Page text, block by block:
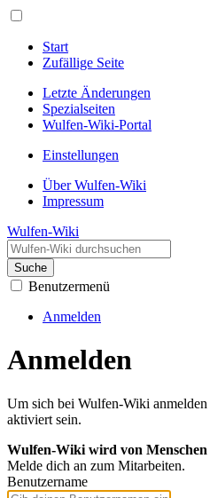
Start
Zufällige Seite
Letzte Änderungen
Spezialseiten
Wulfen-Wiki-Portal
Einstellungen
Über Wulfen-Wiki
Impressum
Wulfen-Wiki
Suche
Benutzermenü
Anmelden
Anmelden
Um sich bei Wulfen-Wiki
aktiviert sein.
Wulfen-Wiki wird von Menschen
Melde dich an zum Mitarbeiten.
Benutzername